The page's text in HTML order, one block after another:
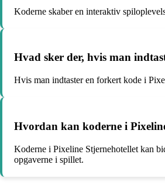
Koderne skaber en interaktiv
Hvad sker der, hvis man
Hvis man indtaster en forkert kode i
Hvordan kan koderne i
Koderne i Pixeline Stjernehotellet kan
opgaverne i spillet.